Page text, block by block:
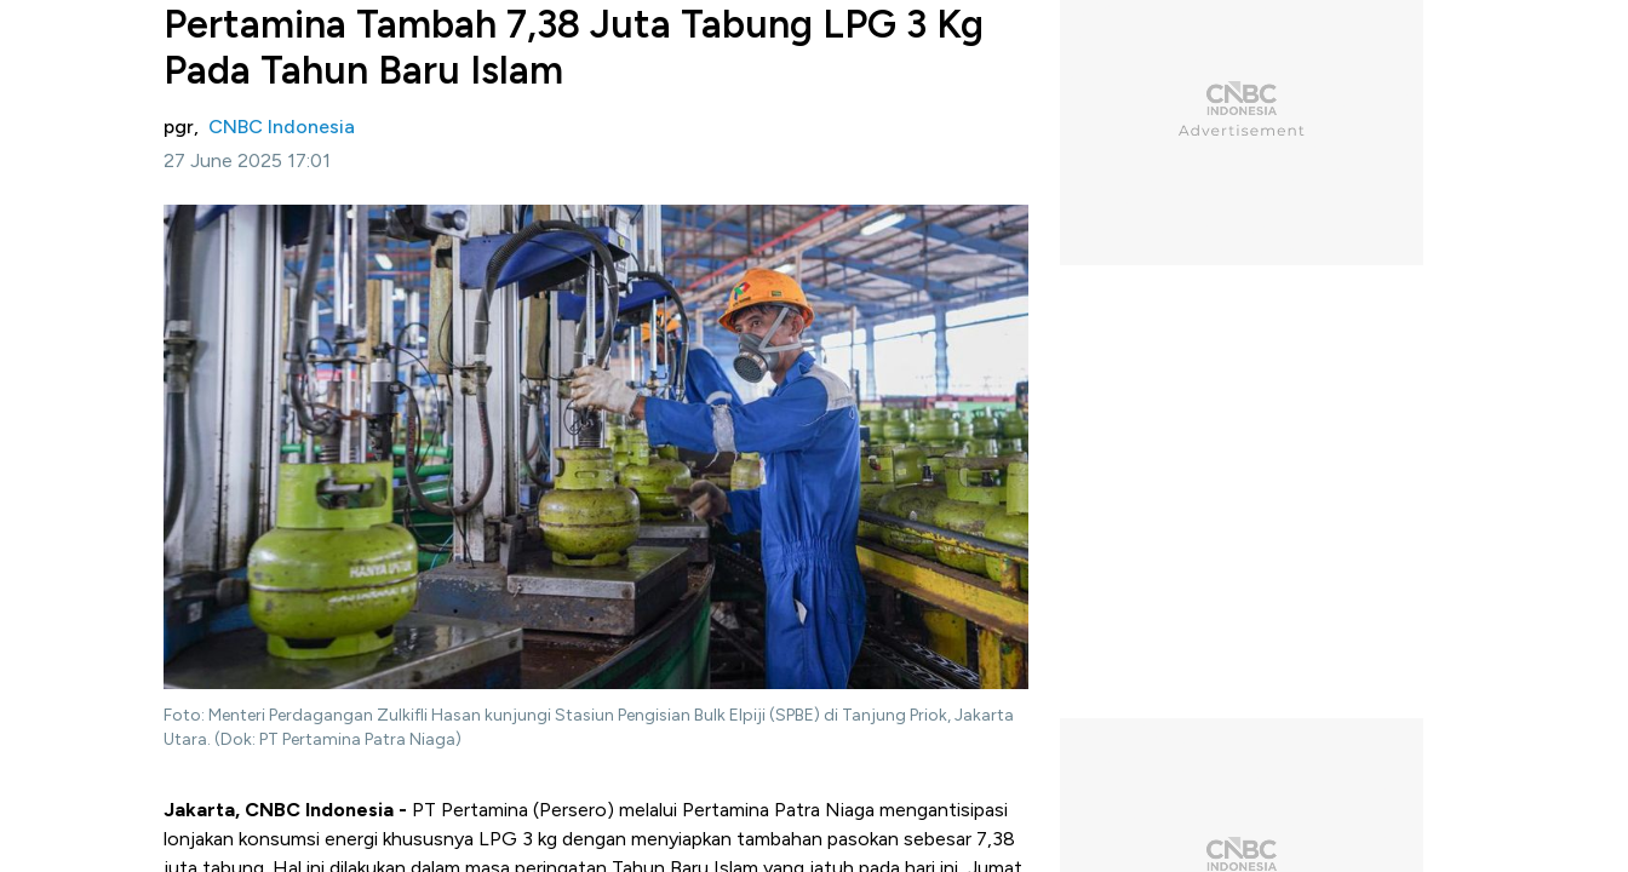
Pertamina Tambah 7,38 Juta Tabung LPG 3 Kg
Pada Tahun Baru Islam
pgr, CNBC Indonesia
27 June 2025 17:01
Foto: Menteri Perdagangan Zulkifli Hasan kunjungi Stasiun Pengisian Bulk Elpiji (SPBE) di Tanjung Priok, Jakarta
Utara. (Dok: PT Pertamina Patra Niaga)
Jakarta, CNBC Indonesia - PT Pertamina (Persero) melalui Pertamina Patra Niaga mengantisipasi
lonjakan konsumsi energi khususnya LPG 3 kg dengan menyiapkan tambahan pasokan sebesar 7,38